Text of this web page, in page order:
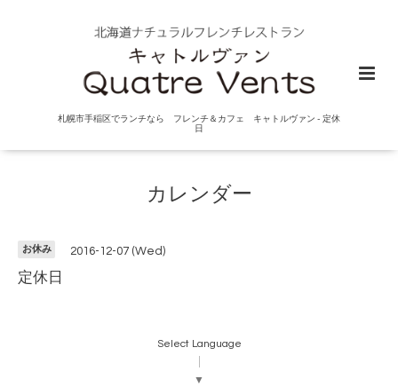
札幌市手稲区でランチなら フレンチ＆カフェ キャトルヴァン - 定休
日
カレンダー
お休み 2016-12-07 (Wed)
定休日
Select Language
▼